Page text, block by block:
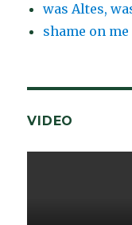
was Altes,
shame on me
VIDEO